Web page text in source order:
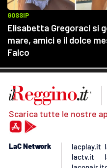
Scarica tutte le nostre
LaC Network
lacplay.it
lactv.it